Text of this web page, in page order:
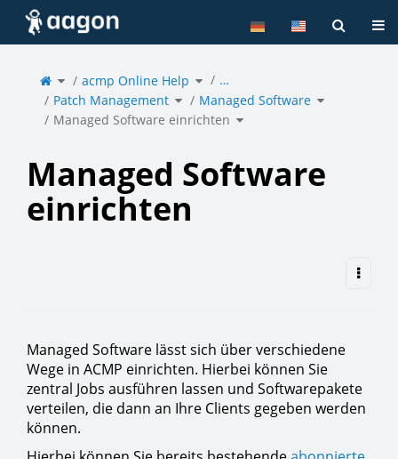
Home
Toggle
the
parent
tree
of
Managed
Software
einrichten.
acmp Online Help Toggle
the
hierarchy
tree
under
acmp
Online
Help.
…
Patch Management Toggle
the
hierarchy
tree
under
Patch
Management.
Managed Software Toggle
the
hierarchy
tree
Managed Software einrichten Toggle
the
hierarchy
tree
Managed Software
einrichten
Managed Software lässt sich über verschiedene
Wege in ACMP einrichten. Hierbei können Sie
zentral Jobs ausführen lassen und Softwarepakete
verteilen, die dann an Ihre Clients gegeben werden
können.